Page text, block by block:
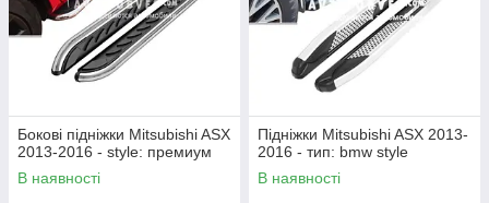
Бокові підніжки Mitsubishi ASX
2013-2016 - style: премиум
В наявності
Підніжки Mitsubishi ASX 2013-
2016 - тип: bmw style
В наявності